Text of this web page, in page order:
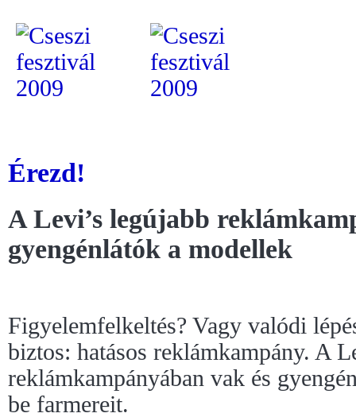
Érezd!
A Levi’s legújabb
gyengénlátók a modellek
Figyelemfelkeltés? Vagy valódi
biztos: hatásos reklámkampány. A
reklámkampányában vak és
be farmereit.